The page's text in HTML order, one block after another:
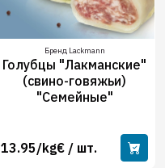
Бренд Lackmann
Голубцы "Лакманские"
(свино-говяжьи)
"Семейные"
13.95/kg€ / шт.